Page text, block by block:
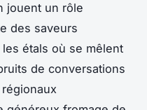
jouent un rôle
des saveurs
étals où se mêlent
de conversations